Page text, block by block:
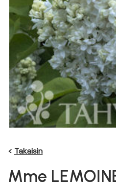
< Takaisin
Mme